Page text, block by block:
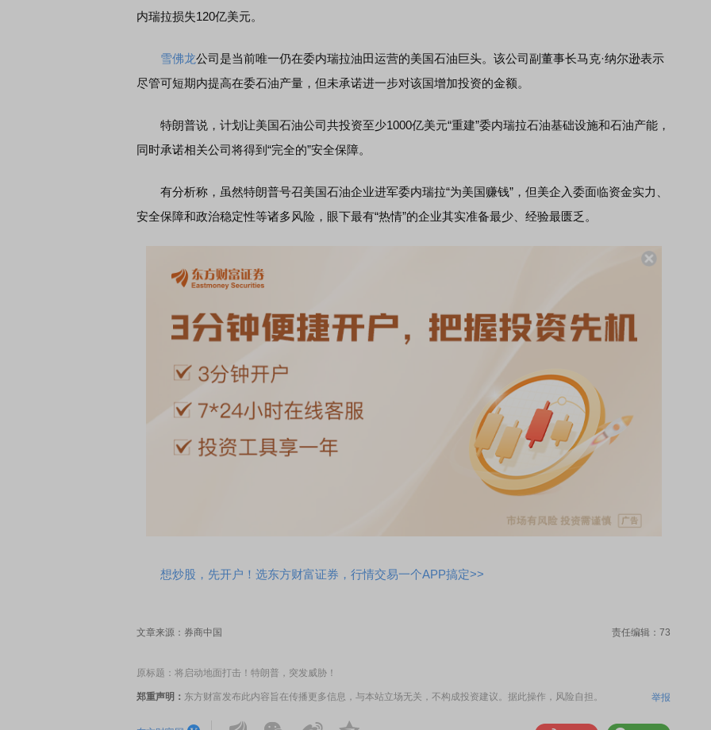
内瑞拉损失120亿美元。
雪佛龙公司是当前唯一仍在委内瑞拉油田运营的美国石油巨头。该公司副董事长马克·纳尔逊表示
尽管可短期内提高在委石油产量，但未承诺进一步对该国增加投资的金额。
特朗普说，计划让美国石油公司共投资至少1000亿美元“重建”委内瑞拉石油基础设施和石油产能，
同时承诺相关公司将得到“完全的”安全保障。
有分析称，虽然特朗普号召美国石油企业进军委内瑞拉“为美国赚钱”，但美企入委面临资金实力、
安全保障和政治稳定性等诸多风险，眼下最有“热情”的企业其实准备最少、经验最匮乏。
想炒股，先开户！选东方财富证券，行情交易一个APP搞定>>
文章来源：券商中国 责任编辑：73
原标题：将启动地面打击！特朗普，突发威胁！
郑重声明： 东方财富发布此内容旨在传播更多信息，与本站立场无关，不构成投资建议。据此操作，风险自担。 举报